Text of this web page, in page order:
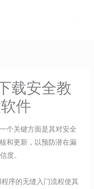
载安全教
件
个关键方面是其对安全
和更新，以预防潜在漏
度。
序的无缝入门流程使其